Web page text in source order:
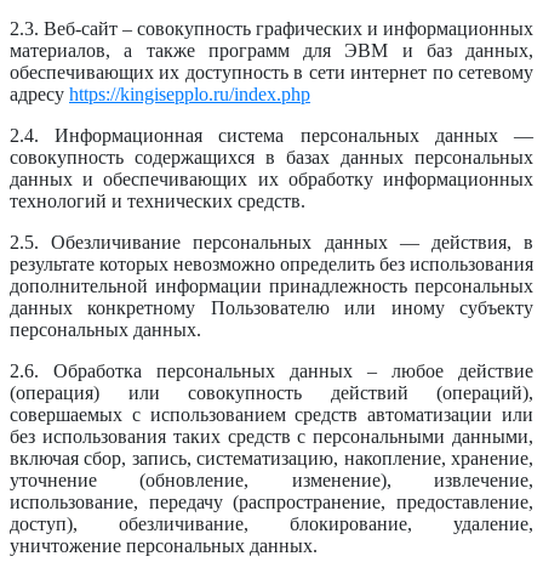
2.3. Веб-сайт – совокупность графических и информационных
материалов, а также программ для ЭВМ и баз данных,
обеспечивающих их доступность в сети интернет по сетевому
адресу https://kingisepplo.ru/index.php
2.4. Информационная система персональных данных —
совокупность содержащихся в базах данных персональных
данных и обеспечивающих их обработку информационных
технологий и технических средств.
2.5. Обезличивание персональных данных — действия, в
результате которых невозможно определить без использования
дополнительной информации принадлежность персональных
данных конкретному Пользователю или иному субъекту
персональных данных.
2.6. Обработка персональных данных – любое действие
(операция) или совокупность действий (операций),
совершаемых с использованием средств автоматизации или
без использования таких средств с персональными данными,
включая сбор, запись, систематизацию, накопление, хранение,
уточнение (обновление, изменение), извлечение,
использование, передачу (распространение, предоставление,
доступ), обезличивание, блокирование, удаление,
уничтожение персональных данных.